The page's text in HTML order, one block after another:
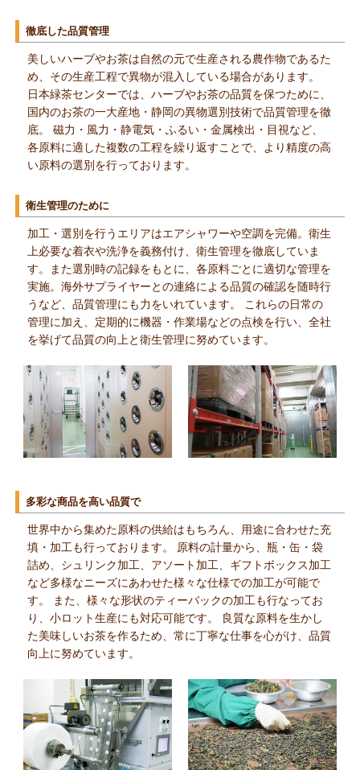
徹底した品質管理
美しいハーブやお茶は自然の元で生産される農作物であるた
め、その生産工程で異物が混入している場合があります。
日本緑茶センターでは、ハーブやお茶の品質を保つために、
国内のお茶の一大産地・静岡の異物選別技術で品質管理を徹
底。 磁力・風力・静電気・ふるい・金属検出・目視など、
各原料に適した複数の工程を繰り返すことで、より精度の高
い原料の選別を行っております。
衛生管理のために
加工・選別を行うエリアはエアシャワーや空調を完備。衛生
上必要な着衣や洗浄を義務付け、衛生管理を徹底していま
す。また選別時の記録をもとに、各原料ごとに適切な管理を
実施。海外サプライヤーとの連絡による品質の確認を随時行
うなど、品質管理にも力をいれています。 これらの日常の
管理に加え、定期的に機器・作業場などの点検を行い、全社
を挙げて品質の向上と衛生管理に努めています。
多彩な商品を高い品質で
世界中から集めた原料の供給はもちろん、用途に合わせた充
填・加工も行っております。 原料の計量から、瓶・缶・袋
詰め、シュリンク加工、アソート加工、ギフトボックス加工
など多様なニーズにあわせた様々な仕様での加工が可能で
す。 また、様々な形状のティーバックの加工も行なってお
り、小ロット生産にも対応可能です。 良質な原料を生かし
た美味しいお茶を作るため、常に丁寧な仕事を心がけ、品質
向上に努めています。